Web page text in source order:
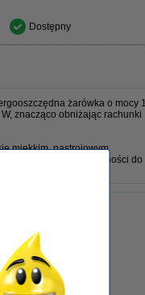
Dostępny
żarówka o mocy 1
znacząco obniżając rachunki
miękkim, nastrojowym
rozwiązanie o żywotności do
1 W
E14